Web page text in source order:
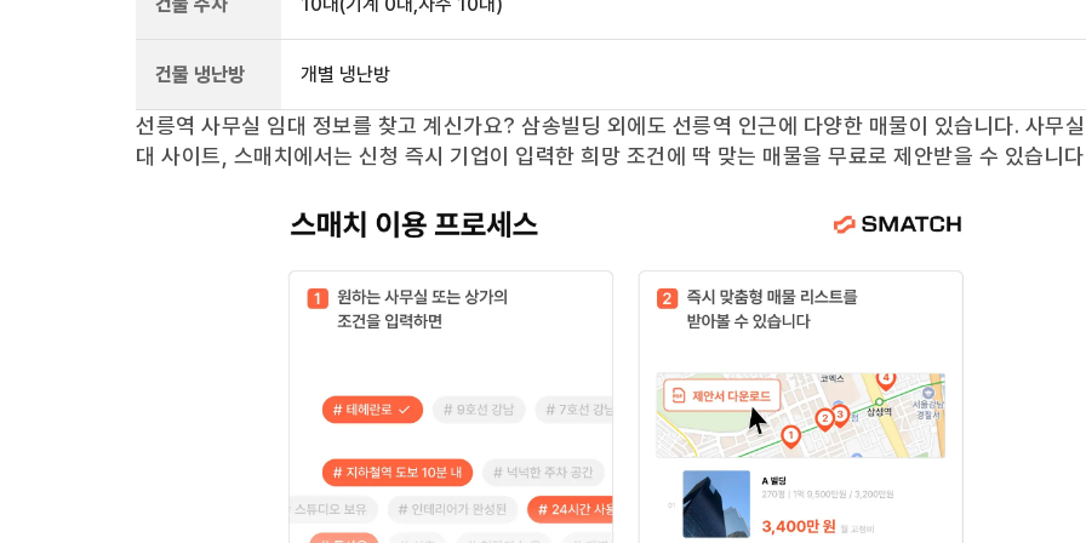
건물 냉난방 개별 냉난방
선릉역 사무실 임대 정보를 찾고 계신가요? 삼송빌딩 외에도 선릉역 인근에 다양한 매물이 있습니다. 사무
대 사이트, 스매치에서는 신청 즉시 기업이 입력한 희망 조건에 딱 맞는 매물을 무료로 제안받을 수 있습니